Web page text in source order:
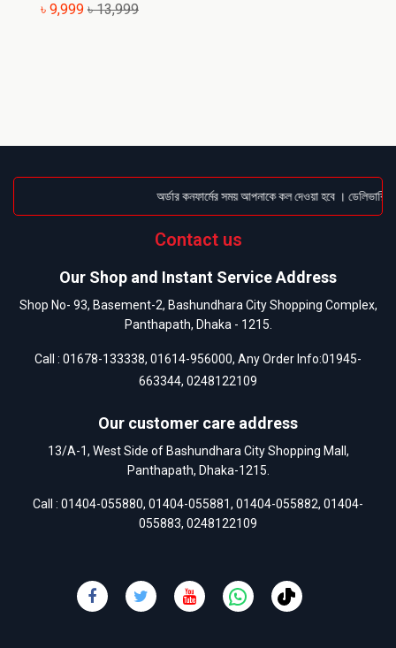
৳ 9,999 ৳ 13,999
অর্ডার কনফার্মের সময় আপনাকে কল দেওয়া হবে ।
Contact us
Our Shop and Instant Service Address
Shop No- 93, Basement-2, Bashundhara City Shopping Complex,
Panthapath, Dhaka - 1215.
Call : 01678-133338, 01614-956000, Any Order Info:01945-
663344, 0248122109
Our customer care address
13/A-1, West Side of Bashundhara City Shopping Mall,
Panthapath, Dhaka-1215.
Call : 01404-055880, 01404-055881, 01404-055882, 01404-
055883, 0248122109